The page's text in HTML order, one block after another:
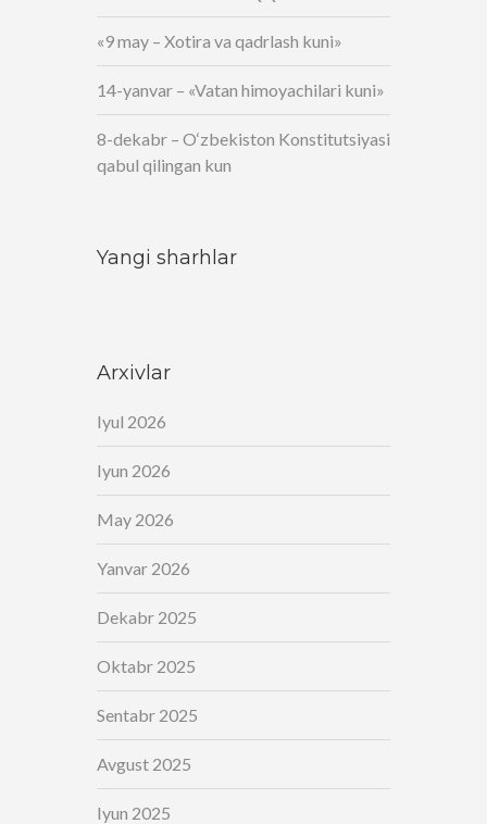
«9 may – Xotira va qadrlash kuni»
14-yanvar – «Vatan himoyachilari kuni»
8-dekabr – O‘zbekiston Konstitutsiyasi
qabul qilingan kun
Yangi sharhlar
Arxivlar
Iyul 2026
Iyun 2026
May 2026
Yanvar 2026
Dekabr 2025
Oktabr 2025
Sentabr 2025
Avgust 2025
Iyun 2025